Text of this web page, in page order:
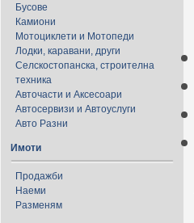
Бусове
Камиони
Мотоциклети и Мотопеди
Лодки, каравани, други
Селскостопанска, строителна
техника
Авточасти и Аксесоари
Автосервизи и Автоуслуги
Авто Разни
Имоти
Продажби
Наеми
Разменям